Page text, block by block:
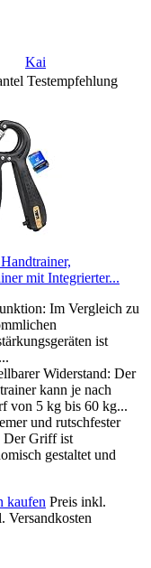
Kai
Testempfehlung
mit Integrierter...
Im Vergleich zu
ist
Widerstand: Der
kann je nach
von 5 kg bis 60 kg...
und rutschfester
Griff ist
gestaltet und
kaufen Preis inkl.
Versandkosten